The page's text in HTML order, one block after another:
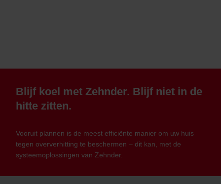
Blijf koel met Zehnder. Blijf niet in de
hitte zitten.
Vooruit plannen is de meest efficiënte manier om uw huis
tegen oververhitting te beschermen – dit kan, met de
systeemoplossingen van Zehnder.